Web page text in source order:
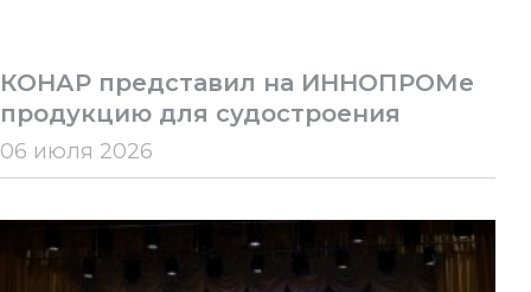
КОНАР представил на ИННОПРОМе
продукцию для судостроения
06 июля 2026